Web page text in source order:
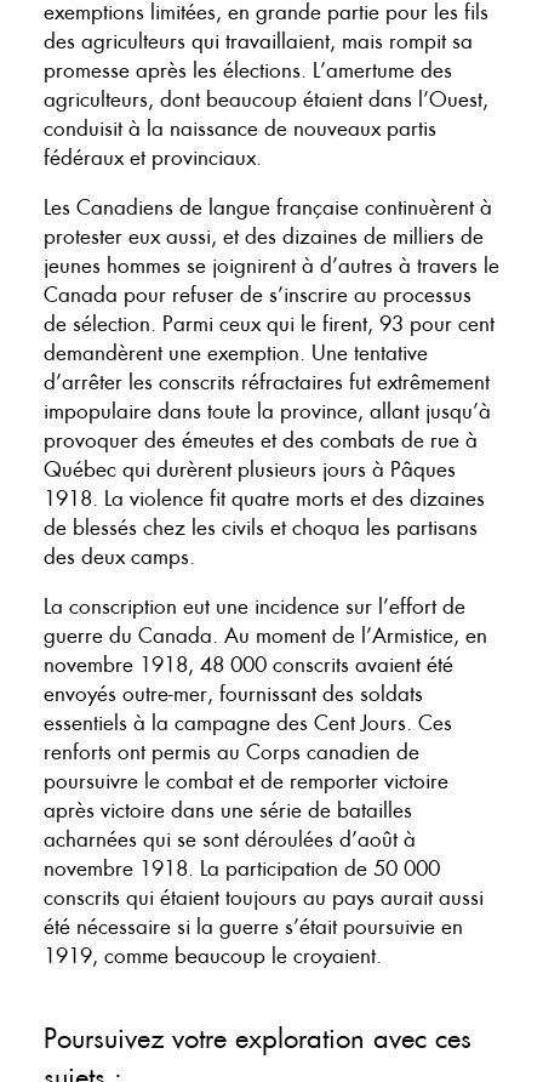
exemptions limitées, en grande partie pour les fils
des agriculteurs qui travaillaient, mais rompit sa
promesse après les élections. L’amertume des
agriculteurs, dont beaucoup étaient dans l’Ouest,
conduisit à la naissance de nouveaux partis
fédéraux et provinciaux.
Les Canadiens de langue française continuèrent à
protester eux aussi, et des dizaines de milliers de
jeunes hommes se joignirent à d’autres à travers le
Canada pour refuser de s’inscrire au processus
de sélection. Parmi ceux qui le firent, 93 pour cent
demandèrent une exemption. Une tentative
d’arrêter les conscrits réfractaires fut extrêmement
impopulaire dans toute la province, allant jusqu’à
provoquer des émeutes et des combats de rue à
Québec qui durèrent plusieurs jours à Pâques
1918. La violence fit quatre morts et des dizaines
de blessés chez les civils et choqua les partisans
des deux camps.
La conscription eut une incidence sur l’effort de
guerre du Canada. Au moment de l’Armistice, en
novembre 1918, 48 000 conscrits avaient été
envoyés outre-mer, fournissant des soldats
essentiels à la campagne des Cent Jours. Ces
renforts ont permis au Corps canadien de
poursuivre le combat et de remporter victoire
après victoire dans une série de batailles
acharnées qui se sont déroulées d’août à
novembre 1918. La participation de 50 000
conscrits qui étaient toujours au pays aurait aussi
été nécessaire si la guerre s’était poursuivie en
1919, comme beaucoup le croyaient.
Poursuivez votre exploration avec ces